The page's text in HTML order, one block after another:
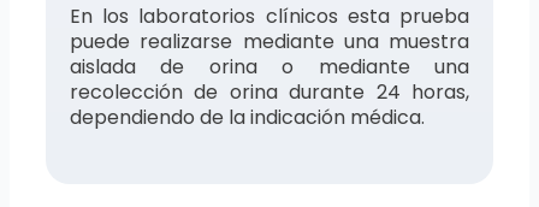
En los laboratorios clínicos esta prueba
puede realizarse mediante una muestra
aislada de orina o mediante una
recolección de orina durante 24 horas,
dependiendo de la indicación médica.